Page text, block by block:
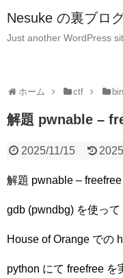
Nesuke の裏ブロ
Just another WordPress
ホーム ctf
解題 pwnable –
2025/11/15
解題 pwnable – freefree
gdb (pwndbg) を使って
House of Orange での
python にて freefree を